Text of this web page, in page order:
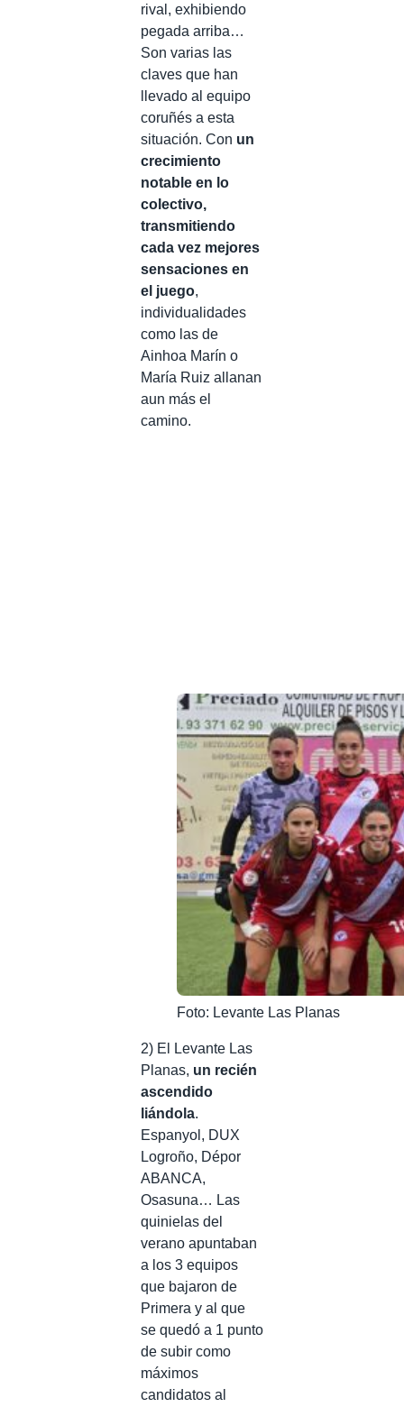
rival, exhibiendo
pegada arriba…
Son varias las
claves que han
llevado al equipo
coruñés a esta
situación. Con un
crecimiento
notable en lo
colectivo,
transmitiendo
cada vez mejores
sensaciones en
el juego,
individualidades
como las de
Ainhoa Marín o
María Ruiz allanan
aun más el
camino.
Foto: Levante Las Planas
2) El Levante Las
Planas, un recién
ascendido
liándola.
Espanyol, DUX
Logroño, Dépor
ABANCA,
Osasuna… Las
quinielas del
verano apuntaban
a los 3 equipos
que bajaron de
Primera y al que
se quedó a 1 punto
de subir como
máximos
candidatos al